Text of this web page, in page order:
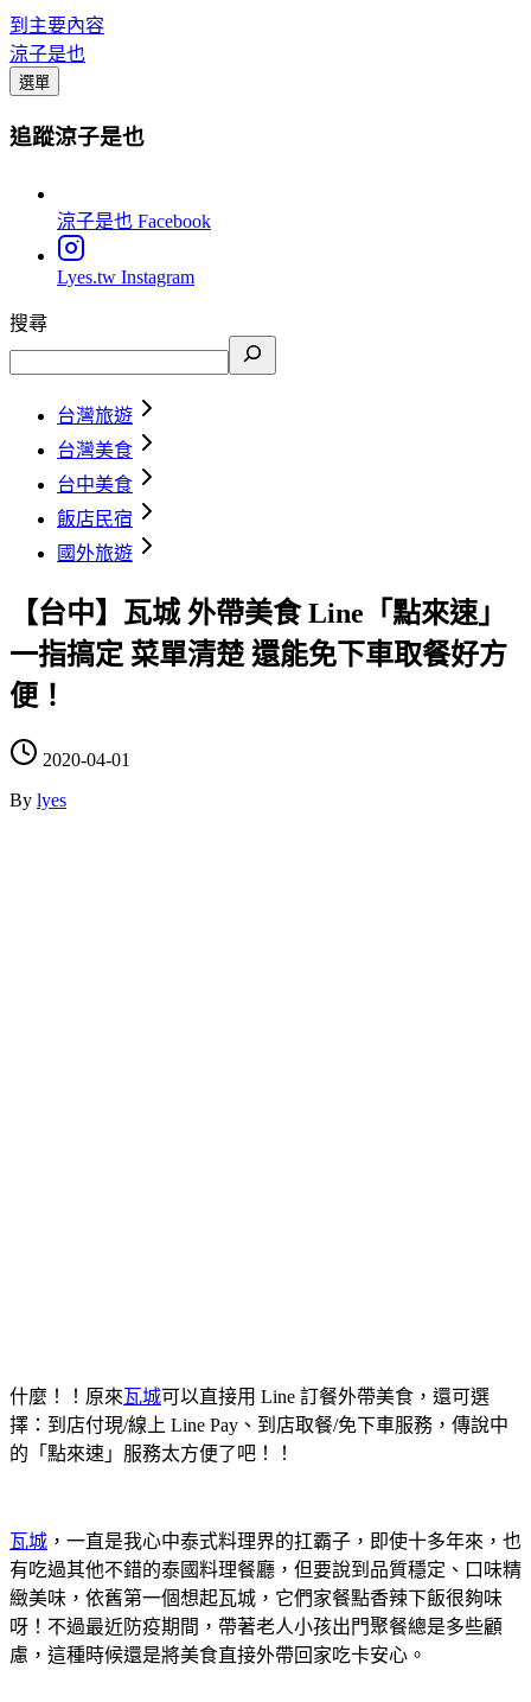
到主要內容
涼子是也
選單
追蹤涼子是也
涼子是也 Facebook
Lyes.tw Instagram
搜尋
台灣旅遊
台灣美食
台中美食
飯店民宿
國外旅遊
【台中】瓦城 外帶美食 Line「點來速」
一指搞定 菜單清楚 還能免下車取餐好方
便！
2020-04-01
By lyes
什麼！！原來瓦城可以直接用 Line 訂餐外帶美食，還可選
擇：到店付現/線上 Line Pay、到店取餐/免下車服務，傳說中
的「點來速」服務太方便了吧！！
瓦城 ，一直是我心中泰式料理界的扛霸子，即使十多年來，也
有吃過其他不錯的泰國料理餐廳，但要說到品質穩定、口味精
緻美味，依舊第一個想起瓦城，它們家餐點香辣下飯很夠味
呀！不過最近防疫期間，帶著老人小孩出門聚餐總是多些顧
慮，這種時候還是將美食直接外帶回家吃卡安心。